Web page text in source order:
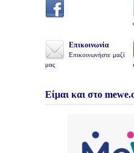
Επικοινωνία
Επικοινωνήστε μαζί
μας
Είμαι και στο